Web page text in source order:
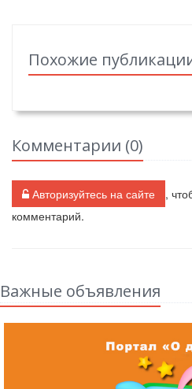
Похожие
Комментарии (0)
Авторизуйтесь на сайте
,
комментарий.
Важные объявления